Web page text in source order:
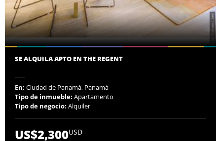
SE ALQUILA APTO EN THE REGENT
En: Ciudad de Panamá, Panamá
Tipo de inmueble: Apartamento
Tipo de negocio: Alquiler
US$2,300USD